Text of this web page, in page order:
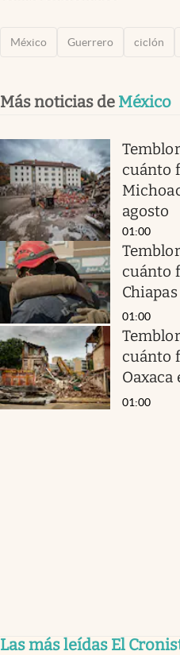
México Guerrero ciclón
Más noticias de México
cuánto
agosto
01:00
cuánto
01:00
cuánto
Oaxaca
01:00
Las más leídas El